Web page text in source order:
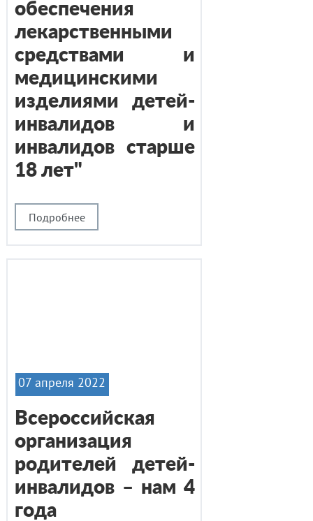
Подробнее
обеспечения
лекарственными
средствами и
медицинскими
изделиями детей-
инвалидов и
инвалидов старше
18 лет"
Всероссийская
организация
родителей детей-
инвалидов – нам 4
года
07 апреля 2022